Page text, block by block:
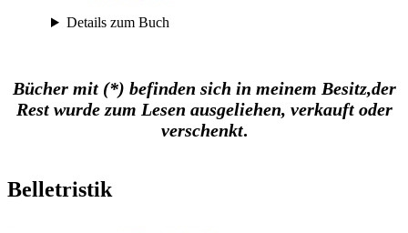
Details zum Buch
Bücher mit (*) befinden sich in meinem Besitz,der
Rest wurde zum Lesen ausgeliehen, verkauft oder
verschenkt.
Belletristik